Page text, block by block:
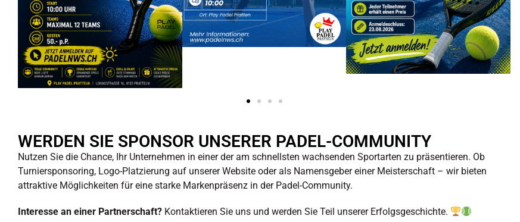
WERDEN SIE SPONSOR UNSERER PADEL-COMMUNITY
Nutzen Sie die Chance, Ihr Unternehmen in einer der am schnellsten wachsenden Sportarten zu präsentieren. Ob
Turniersponsoring, Logo-Platzierung auf unserer Website oder als Namensgeber einer Meisterschaft – wir bieten
attraktive Möglichkeiten für eine starke Markenpräsenz in der Padel-Community.
Interesse an einer Partnerschaft? Kontaktieren Sie uns und werden Sie Teil unserer Erfolgsgeschichte.